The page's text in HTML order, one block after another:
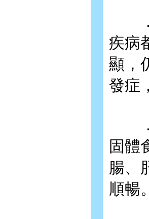
．
疾病
顯，
發症
．
固體
腸、
順暢。